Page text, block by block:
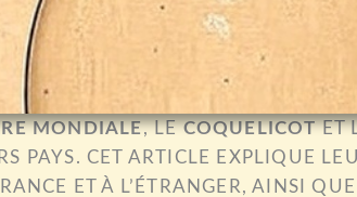
MONDIALE, LECOQUELICOTET
PAYS. CET ARTICLE EXPLIQUE
ET À L’ÉTRANGER, AINSI